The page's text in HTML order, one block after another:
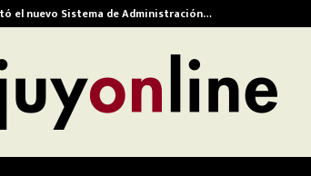
el nuevo Sistema de Administración…